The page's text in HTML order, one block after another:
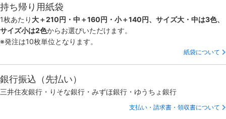
持ち帰り用紙袋
1枚あたり 大＋210円・中＋160円・小＋140円、サイズ大・中は3色、
サイズ小は2色からお選びいただけます。
※発注は10枚単位となります。
紙袋について
銀行振込（先払い）
三井住友銀行・りそな銀行・みずほ銀行・ゆうちょ銀行
支払い・請求書・領収書について